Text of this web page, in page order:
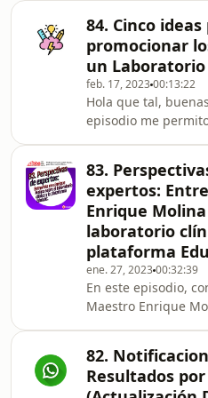
publicas, ¿Publicas
Laboratorio? En
mostrarte una
puede ayudarte a
videos fácilmente
contenido
para tu Laboratorio
Beneficios de
84. Cinco ideas
promocionar
un Laboratorio
feb. 17, 202300:13:22
Hola que tal,
episodio me
sociales. Asociaciones con otras
Instuticiones de Salud.
marketing. Ferias de la Salud.
Programa de lealtad. Recuerda
los reactivos en un
son necesarios y el
también. Visitanos
83.
expertos:
Enrique
laboratorio
plataforma
ene. 27, 202300:32:39
En este episodio,
Maestro Enrique
experiencias en el
trayectoria que lo
82.
Resultados